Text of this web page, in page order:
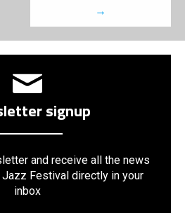
→
signup
and receive all the news
Festival directly in your
inbox